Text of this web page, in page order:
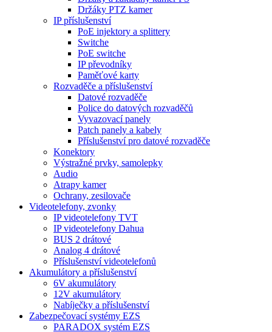
Držáky PTZ kamer
IP příslušenství
PoE injektory a splittery
Switche
PoE switche
IP převodníky
Paměťové karty
Rozvaděče a příslušenství
Datové rozvaděče
Police do datových rozvaděčů
Vyvazovací panely
Patch panely a kabely
Příslušenství pro datové rozvaděče
Konektory
Výstražné prvky, samolepky
Audio
Atrapy kamer
Ochrany, zesilovače
Videotelefony, zvonky
IP videotelefony TVT
IP videotelefony Dahua
BUS 2 drátové
Analog 4 drátové
Příslušenství videotelefonů
Akumulátory a příslušenství
6V akumulátory
12V akumulátory
Nabíječky a příslušenství
Zabezpečovací systémy EZS
PARADOX systém EZS